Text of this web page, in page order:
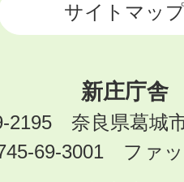
サイトマッ
新庄庁舎
2195 奈良県葛城
69-3001 ファ